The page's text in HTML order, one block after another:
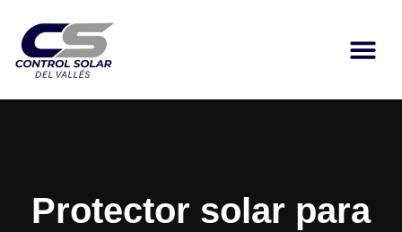
Protector solar para